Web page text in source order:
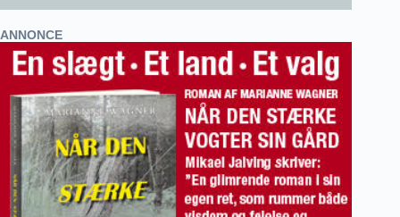
ANNONCE